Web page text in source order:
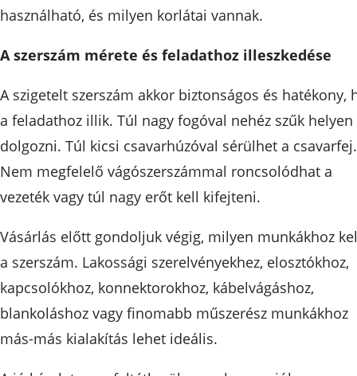
használható, és milyen korlátai vannak.
A szerszám mérete és feladathoz illeszkedése
A szigetelt szerszám akkor biztonságos és hatékony,
a feladathoz illik. Túl nagy fogóval nehéz szűk helyen
dolgozni. Túl kicsi csavarhúzóval sérülhet a csavarfej.
Nem megfelelő vágószerszámmal roncsolódhat a
vezeték vagy túl nagy erőt kell kifejteni.
Vásárlás előtt gondoljuk végig, milyen munkákhoz
a szerszám. Lakossági szerelvényekhez, elosztókhoz,
kapcsolókhoz, konnektorokhoz, kábelvágáshoz,
blankoláshoz vagy finomabb műszerész munkákhoz
más-más kialakítás lehet ideális.